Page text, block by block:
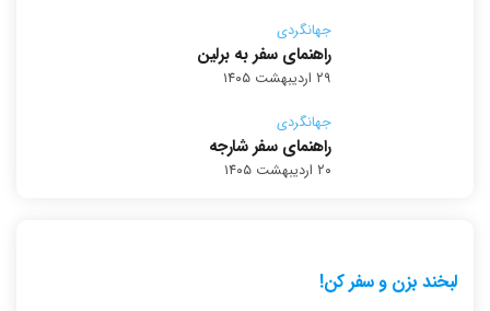
جهانگردی
راهنمای سفر به برلین
۲۹ اردیبهشت ۱۴۰۵
جهانگردی
راهنمای سفر شارجه
۲۰ اردیبهشت ۱۴۰۵
لبخند بزن و سفر کن!